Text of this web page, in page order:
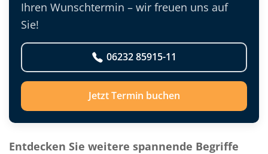
Ihren Wunschtermin – wir freuen uns auf
Sie!
06232 85915-11
Jetzt Termin buchen
Entdecken Sie weitere spannende Begriffe